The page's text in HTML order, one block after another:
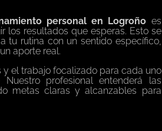
personal en Logroño es
los resultados que esperas. Esto se
tu rutina con un sentido específico,
aporte real.
el trabajo focalizado para cada uno
profesional entenderá las
metas claras y alcanzables para